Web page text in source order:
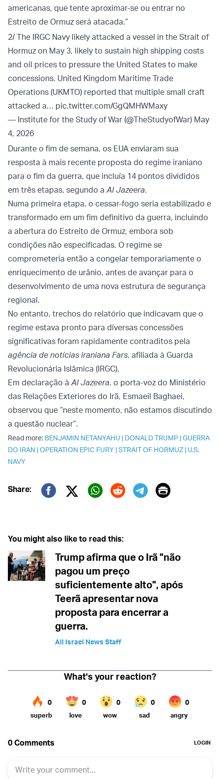
americanas, que tente aproximar-se ou entrar no
Estreito de Ormuz será atacada.”
2/ The IRGC Navy likely attacked a vessel in the Strait of
Hormuz on May 3, likely to sustain high shipping costs
and oil prices to pressure the United States to make
concessions. United Kingdom Maritime Trade
Operations (UKMTO) reported that multiple small craft
attacked a… pic.twitter.com/GgQMHWMaxy
— Institute for the Study of War (@TheStudyofWar) May
4, 2026
Durante o fim de semana, os EUA enviaram sua
resposta à mais recente proposta do regime iraniano
para o fim da guerra, que incluía 14 pontos divididos
em três etapas, segundo aAl Jazeera.
Numa primeira etapa, o cessar-fogo seria estabilizado e
transformado em um fim definitivo da guerra, incluindo
a abertura do Estreito de Ormuz, embora sob
condições não especificadas. O regime se
comprometeria então a congelar temporariamente o
enriquecimento de urânio, antes de avançar para o
desenvolvimento de uma nova estrutura de segurança
regional.
No entanto, trechos do relatório que indicavam que o
regime estava pronto para diversas concessões
significativas foram rapidamente contraditos pela
agência de notícias iraniana Fars, afiliada à Guarda
Revolucionária Islâmica (IRGC).
Em declaração àAl Jazeera, o porta-voz do Ministério
das Relações Exteriores do Irã, Esmaeil Baghaei,
observou que “neste momento, não estamos discutindo
a questão nuclear”.
Read more: BENJAMIN NETANYAHU | DONALD TRUMP |GUERRA
DO IRAN |OPERATION EPIC FURY |STRAIT OF HORMUZ | U.S.
NAVY
Share:
Twitter (X)
Print
You might also like to read this:
Trump afirma que o Irã "não
pagou um preço
suficientemente alto", após
Teerã apresentar nova
proposta para encerrar a
guerra.
All Israel News Staff